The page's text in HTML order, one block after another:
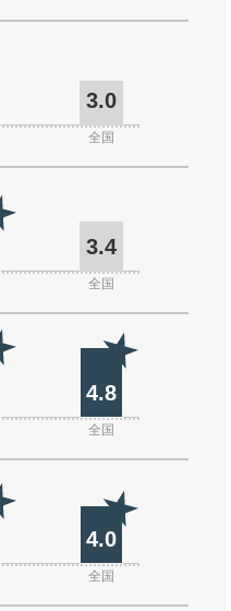
3.0
全国
3.4
全国
4.8
全国
4.0
全国